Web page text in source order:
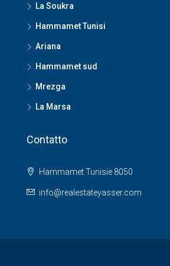
La Soukra
Hammamet Tunisi
Ariana
Hammamet sud
Mrezga
La Marsa
Contatto
Hammamet Tunisie 8050
info@realestateyasser.com